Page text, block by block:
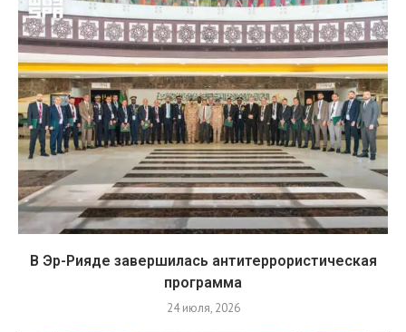
В Эр-Рияде завершилась антитеррористическая
программа
24 июля, 2026